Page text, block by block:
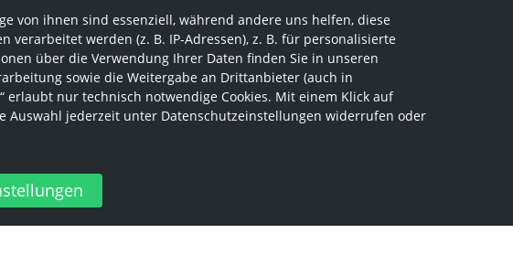
von ihnen sind essenziell, während andere uns helfen, diese
verarbeitet werden (z. B. IP-Adressen), z. B. für personalisierte
über die Verwendung Ihrer Daten finden Sie in unseren
sowie die Weitergabe an Drittanbieter (auch in
nur technisch notwendige Cookies. Mit einem Klick auf
Auswahl jederzeit unter Datenschutzeinstellungen widerrufen oder